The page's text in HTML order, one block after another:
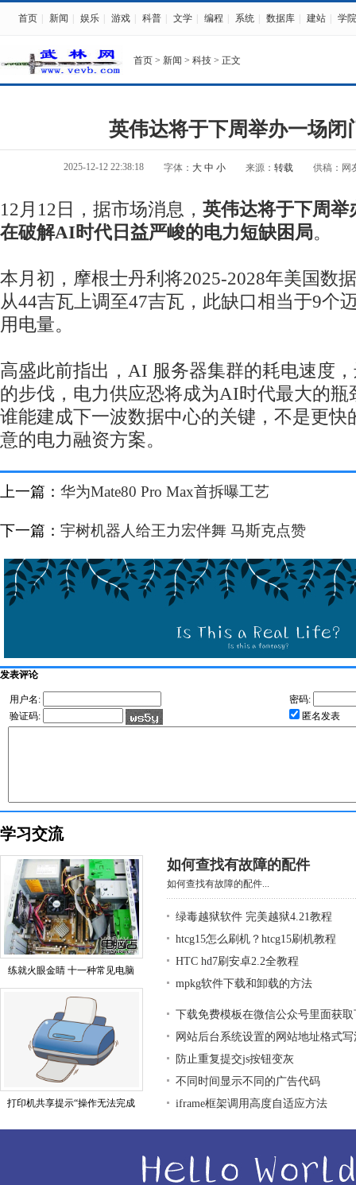
首页 新闻 娱乐 游戏 科普 文学 编程 系统 数据库 建站 学院
首页 > 新闻 > 科技 > 正文
英伟达将于下周举办一场闭
2025-12-12 22:38:18 字体： 大 中 小 来源： 转载 供稿：网
12月12日，据市场消息， 英伟达将于下周举
在破解AI时代日益严峻的电力短缺困局。
本月初，摩根士丹利将2025-2028年美国数
从44吉瓦上调至47吉瓦，此缺口相当于9个
用电量。
高盛此前指出，AI 服务器集群的耗电速度
的步伐，电力供应恐将成为AI时代最大的瓶
谁能建成下一波数据中心的关键，不是更快
意的电力融资方案。
上一篇： 华为Mate80 Pro Max首拆曝工艺
下一篇： 宇树机器人给王力宏伴舞 马斯克点赞
发表评论
用户名:
密码:
验证码:
匿名发表
学习交流
练就火眼金睛 十一种常见电脑
打印机共享提示“操作无法完成
如何查找有故障的配件
如何查找有故障的配件...
绿毒越狱软件 完美越狱4.21教程
htcg15怎么刷机？htcg15刷机教程
HTC hd7刷安卓2.2全教程
mpkg软件下载和卸载的方法
下载免费模板在微信公众号里面获
网站后台系统设置的网站地址格式写
防止重复提交js按钮变灰
不同时间显示不同的广告代码
iframe框架调用高度自适应方法